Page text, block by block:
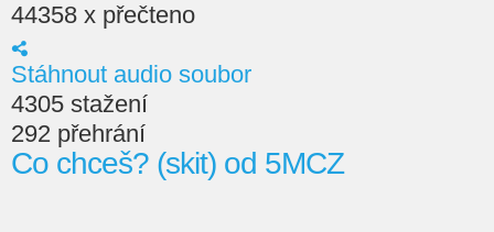
44358 x přečteno
Stáhnout audio soubor
4305 stažení
292 přehrání
Co chceš? (skit) od 5MCZ